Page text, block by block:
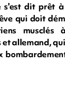
s'est dit prêt
qui doit
musclés
allemand,